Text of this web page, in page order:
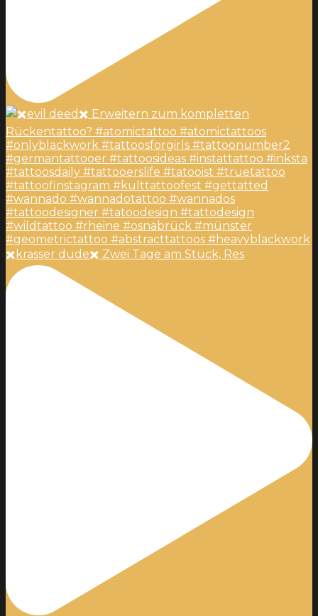
✖️krasser dude✖️ Zwei Tage am Stück, Res